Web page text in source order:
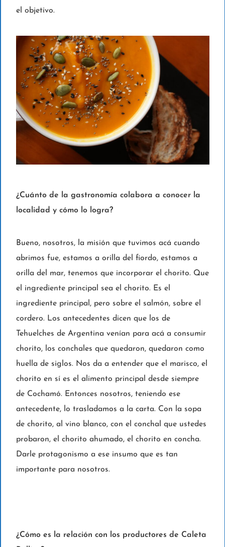
el objetivo.
¿Cuánto de la gastronomía colabora a conocer la
localidad y cómo lo logra?
Bueno, nosotros, la misión que tuvimos acá cuando
abrimos fue, estamos a orilla del fiordo, estamos a
orilla del mar, tenemos que incorporar el chorito. Que
el ingrediente principal sea el chorito. Es el
ingrediente principal, pero sobre el salmón, sobre el
cordero. Los antecedentes dicen que los de
Tehuelches de Argentina venían para acá a consumir
chorito, los conchales que quedaron, quedaron como
huella de siglos. Nos da a entender que el marisco, el
chorito en sí es el alimento principal desde siempre
de Cochamó. Entonces nosotros, teniendo ese
antecedente, lo trasladamos a la carta. Con la sopa
de chorito, al vino blanco, con el conchal que ustedes
probaron, el chorito ahumado, el chorito en concha.
Darle protagonismo a ese insumo que es tan
importante para nosotros.
¿Cómo es la relación con los productores de Caleta